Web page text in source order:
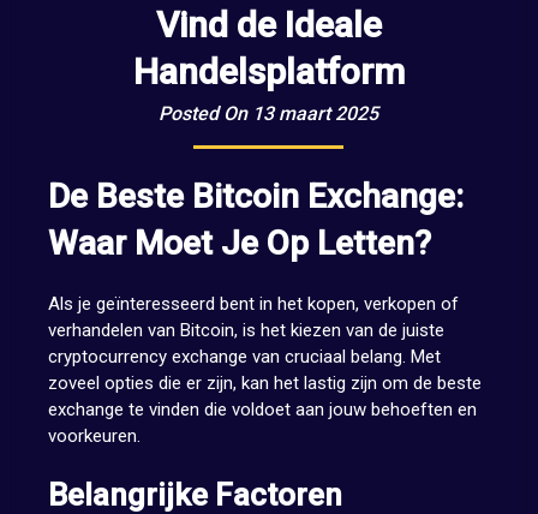
Vind de Ideale
Handelsplatform
Posted On 13 maart 2025
De Beste Bitcoin Exchange:
Waar Moet Je Op Letten?
Als je geïnteresseerd bent in het kopen, verkopen of
verhandelen van Bitcoin, is het kiezen van de juiste
cryptocurrency exchange van cruciaal belang. Met
zoveel opties die er zijn, kan het lastig zijn om de beste
exchange te vinden die voldoet aan jouw behoeften en
voorkeuren.
Belangrijke Factoren